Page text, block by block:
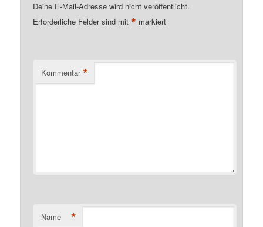
Deine E-Mail-Adresse wird nicht veröffentlicht.
Erforderliche Felder sind mit* markiert
Kommentar *
Name *